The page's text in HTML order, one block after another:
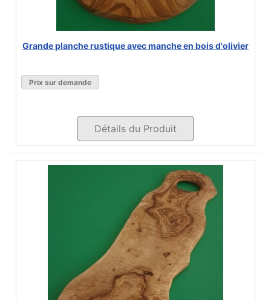
Grande planche rustique avec manche en bois d'olivier
Prix sur demande
Détails du Produit